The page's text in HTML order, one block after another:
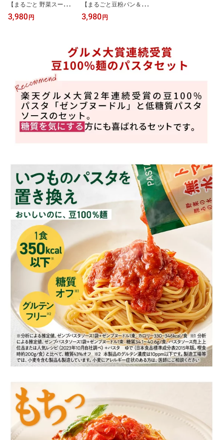
【まるごと 野菜スープ＆
豆粉パン ギフト 】ZENB
ゼンブ 野菜 スープ ゼン
ルテンフリー ポタージュ
2026 父の日 お中元 夏ギ
フト 誕生日 プレゼント
内祝い 出産祝い 楽天限
定 ソーシャルギフト
3,980円
【まるごと豆粉パン＆ド
ーナツ ギフト】ZENB ゼ
ンブ ゼンブブレッド ゼ
テンフリー ロングライフ
パン 2026 父の日 お中元
夏ギフト 誕生日 プレゼ
ント 内祝い 出産祝い 楽
3,980円